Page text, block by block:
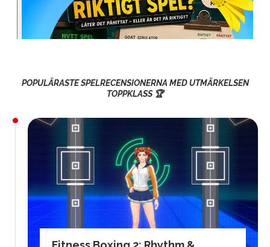
POPULÄRASTE SPELRECENSIONERNA MED UTMÄRKELSEN
TOPPKLASS 🏆